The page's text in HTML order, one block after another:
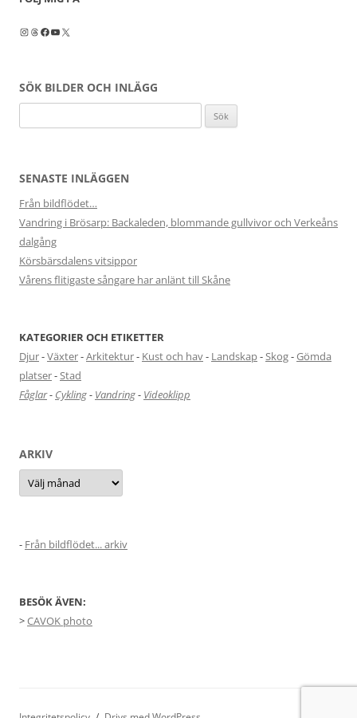
Instagram
Threads
Facebook
YouTube
X
SÖK BILDER OCH INLÄGG
efter:
SENASTE INLÄGGEN
Från bildflödet…
Vandring i Brösarp: Backaleden, blommande gullvivor och Verkeåns
dalgång
Körsbärsdalens vitsippor
Vårens flitigaste sångare har anlänt till Skåne
KATEGORIER OCH ETIKETTER
Djur-Växter-Arkitektur- Kust och hav- Landskap-Skog-Gömda
platser-Stad
Fåglar- Cykling- Vandring- Videoklipp
ARKIV
Arkiv
- Från bildflödet... arkiv
BESÖK ÄVEN:
>CAVOK photo